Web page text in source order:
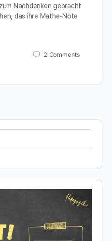
Nachdenken gebracht
das ihre Mathe-Note
2 Comments